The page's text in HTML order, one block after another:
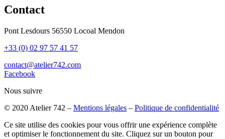
Contact
Pont Lesdours 56550 Locoal Mendon
+33 (0) 02 97 57 41 57
contact@atelier742.com
Facebook
Nous suivre
© 2020 Atelier 742 – Mentions légales – Politique de confidentialité
Ce site utilise des cookies pour vous offrir une expérience complète
et optimiser le fonctionnement du site. Cliquez sur un bouton pour